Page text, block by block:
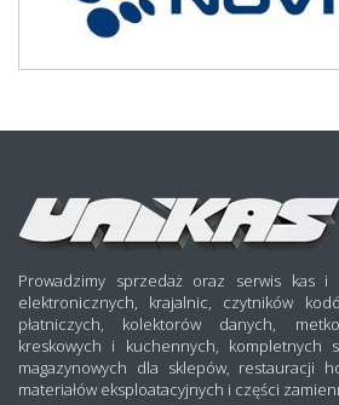
Prowadzimy sprzedaż oraz serwis kas i
elektronicznych, krajalnic, czytników
płatniczych, kolektorów danych,
kreskowych i kuchennych, kompletnych
magazynowych dla sklepów, restauracji
materiałów eksploatacyjnych i części